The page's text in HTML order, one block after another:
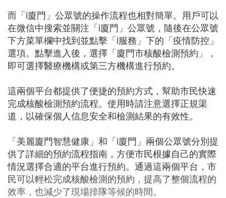
而「i廈門」公眾號的操作流程也相對簡單。用戶可以
在微信中搜索並關注「i廈門」公眾號，隨後在公眾號
下方菜單欄中找到並點擊「i服務」下的「疫情防控」
選項。點擊進入後，選擇「廈門市核酸檢測預約」，
即可選擇醫療機構或第三方機構進行預約。
這兩個平台都提供了便捷的預約方式，幫助市民快速
完成核酸檢測預約流程。使用時請注意選擇正規渠
道，以確保個人信息安全和檢測結果的有效性。
「美麗廈門智慧健康」和「i廈門」兩個公眾號分別提
供了詳細的預約流程指南，方便市民根據自己的實際
情況選擇合適的平台進行預約。通過這兩個平台，市
民可以輕松完成核酸檢測的預約，提高了整個流程的
效率，也減少了現場排隊等候的時間。